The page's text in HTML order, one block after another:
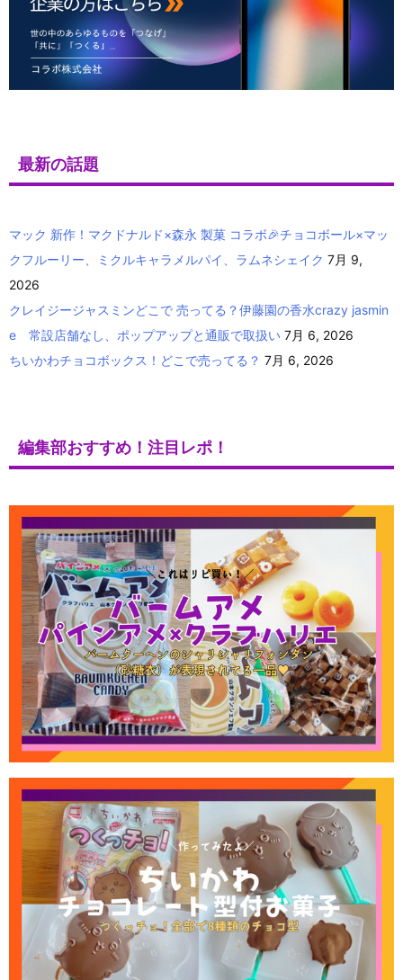
最新の話題
マック 新作！マクドナルド×森永 製菓 コラボ🎉チョコボール×マッ
クフルーリー、ミクルキャラメルパイ、ラムネシェイク 7月 9,
2026
クレイジージャスミンどこで 売ってる？伊藤園の香水crazy jasmin
e 常設店舗なし、ポップアップと通販で取扱い 7月 6, 2026
ちいかわチョコボックス！どこで売ってる？ 7月 6, 2026
編集部おすすめ！注目レポ！